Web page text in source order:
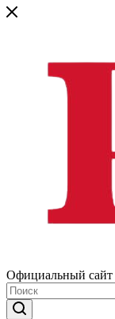
Официальный сайт